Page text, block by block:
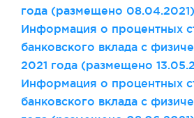
года (размещено 08.04.2021)
Информация о процентных
банковского вклада с
2021 года (размещено
Информация о процентных
банковского вклада с